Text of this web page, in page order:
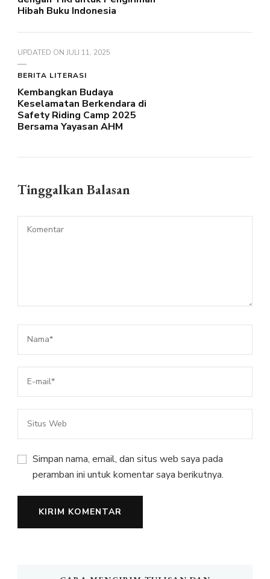
Hibah Buku Indonesia
UPDATED ON JULI 11, 2025
BERITA LITERASI
Kembangkan Budaya
Keselamatan Berkendara di
Safety Riding Camp 2025
Bersama Yayasan AHM
Tinggalkan Balasan
Simpan nama, email, dan situs web saya pada
peramban ini untuk komentar saya berikutnya.